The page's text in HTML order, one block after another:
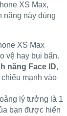
XS Max,
năng này đúng
XS Max
vệ hay bụi bẩn.
năng Face ID,
mạnh vào
lý tưởng là 1
bạn được hiển